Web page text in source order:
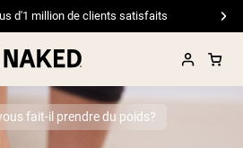
d'1 million de clients satisfaits
fait-il prendre du poids?